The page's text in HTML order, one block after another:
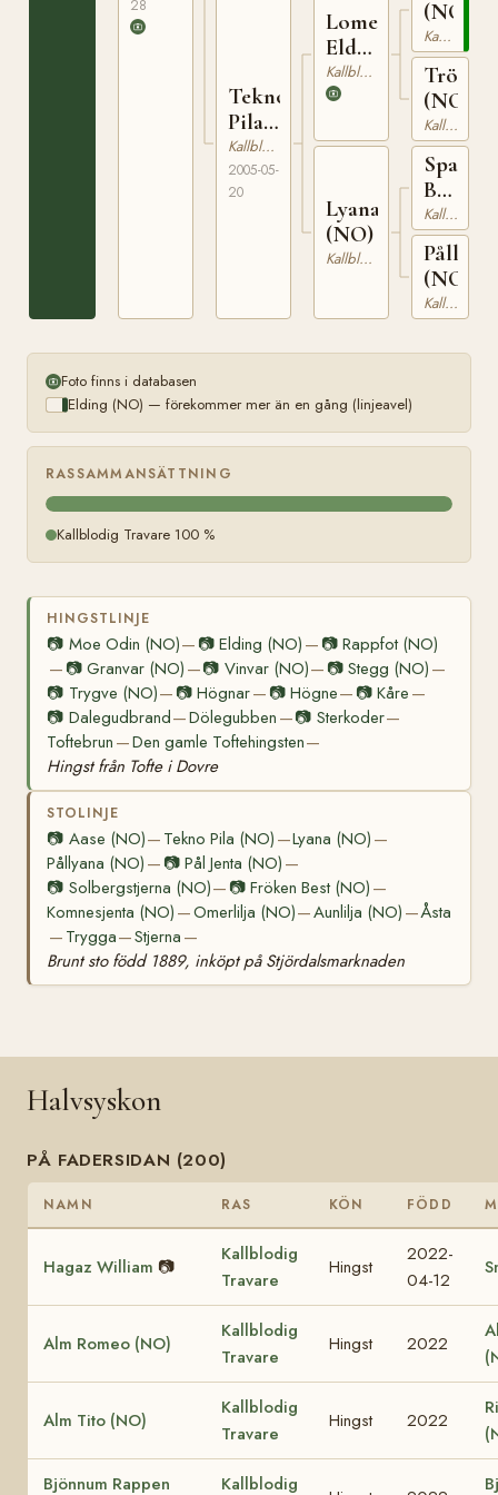
28
Tekno
Pila
(NO)
Kallblodig Travare
2005-05-
20
Lome
Elden
(NO)
Kallblodig Travare
Lyana
(NO)
Kallblodig Travare
(NO)
Kallblodig Travare
Tröpila
(NO)
Kallblodig Travare
Spang
Best
(NO)
Kallblodig Travare
(NO)
Kallblodig Travare
Foto finns i databasen
Elding (NO) — förekommer mer än en gång (linjeavel)
RASSAMMANSÄTTNING
Kallblodig Travare 100 %
HINGSTLINJE
📷 Moe Odin (NO)— 📷Elding (NO) — 📷 Rappfot (NO)
— 📷Granvar (NO) —📷 Vinvar (NO)— 📷Stegg (NO) —
📷 Trygve (NO)— 📷Högnar— 📷 Högne— 📷 Kåre —
📷 Dalegudbrand—Dölegubben —📷 Sterkoder—
Toftebrun —Den gamle Toftehingsten—
Hingst från Tofte i Dovre
STOLINJE
📷 Aase (NO)— Tekno Pila (NO) —Lyana (NO) —
Pållyana (NO) — 📷Pål Jenta (NO) —
📷 Solbergstjerna (NO)— 📷Fröken Best (NO) —
Komnesjenta (NO) —Omerlilja (NO)—Aunlilja (NO) —Åsta
— Trygga—Stjerna —
Brunt sto född 1889, inköpt på Stjördalsmarknaden
Halvsyskon
PÅ FADERSIDAN (200)
NAMN RAS KÖN FÖDD
Hagaz William 📷
Kallblodig
Travare
Hingst
2022-
04-12
Alm Romeo (NO)
Kallblodig
Travare
Hingst 2022
Alm Tito (NO)
Kallblodig
Travare
Hingst 2022
Bjönnum Rappen Kallblodig